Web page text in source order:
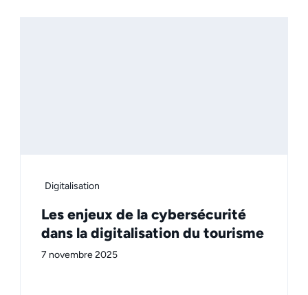
Digitalisation
Les enjeux de la cybersécurité
dans la digitalisation du tourisme
7 novembre 2025